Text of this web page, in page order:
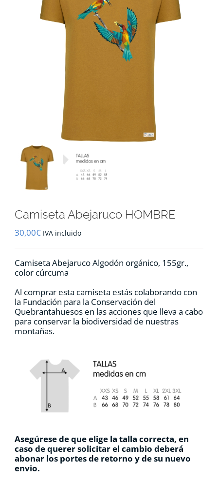
RECURSOS
Camiseta Abejaruco HOMBRE
30,00€ IVA incluido
Camiseta Abejaruco Algodón orgánico, 155gr.,
color cúrcuma
Al comprar esta camiseta estás colaborando con
la Fundación para la Conservación del
Quebrantahuesos en las acciones que lleva a cabo
para conservar la biodiversidad de nuestras
montañas.
Asegúrese de que elige la talla correcta, en
caso de querer solicitar el cambio deberá
abonar los portes de retorno y de su nuevo
envio.